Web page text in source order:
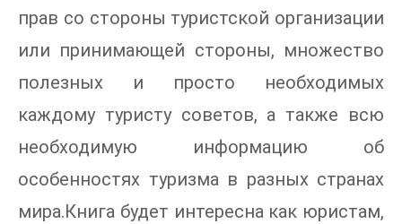
прав со стороны туристской организации
или принимающей стороны, множество
полезных и просто необходимых
каждому туристу советов, а также всю
необходимую информацию об
особенностях туризма в разных странах
мира.Книга будет интересна как юристам,